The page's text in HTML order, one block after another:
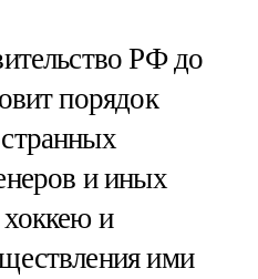
РФ до
порядок
и иных
хоккею и
ими